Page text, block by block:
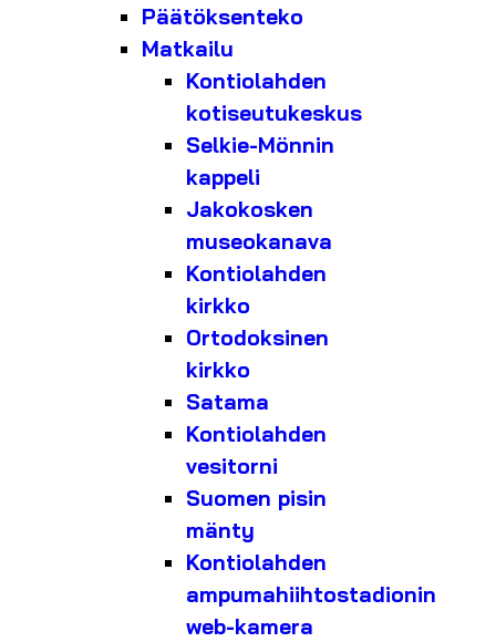
Päätöksenteko
Matkailu
Kontiolahden
kotiseutukeskus
Selkie-Mönnin
kappeli
Jakokosken
museokanava
Kontiolahden
kirkko
Ortodoksinen
kirkko
Satama
Kontiolahden
vesitorni
Suomen pisin
mänty
Kontiolahden
ampumahiihtostadionin
web-kamera